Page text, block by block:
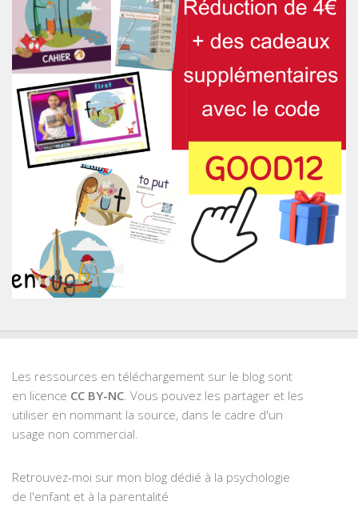
Les ressources en téléchargement sur le blog sont
en licence CC BY-NC . Vous pouvez les partager et les
utiliser en nommant la source, dans le cadre d'un
usage non commercial.
Retrouvez-moi sur mon blog dédié à la psychologie
de l'enfant et à la parentalité